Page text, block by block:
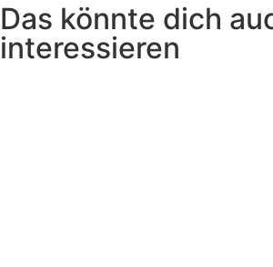
Das könnte dich
interessieren